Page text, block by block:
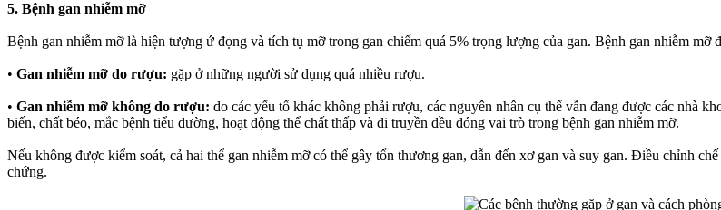
5. Bệnh gan nhiễm mỡ
Bệnh gan nhiễm mỡ là hiện tượng ứ đọng và tích tụ mỡ trong gan chiếm quá 5% trọng lượng của gan. Bệnh gan nhiễm mỡ
• Gan nhiễm mỡ do rượu: gặp ở những người sử dụng quá nhiều rượu.
• Gan nhiễm mỡ không do rượu: do các yếu tố khác không phải rượu, các nguyên nhân cụ thể vẫn đang được các nhà
biến, chất béo, mắc bệnh tiểu đường, hoạt động thể chất thấp và di truyền đều đóng vai trò trong bệnh gan nhiễm mỡ.
Nếu không được kiểm soát, cả hai thể gan nhiễm mỡ có thể gây tổn thương gan, dẫn đến xơ gan và suy gan. Điều chỉnh
chứng.